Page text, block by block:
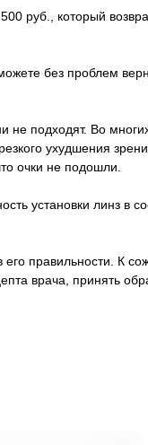
руб., который
без проблем
подходят. Во
ухудшения
очки не подошли.
установки линз в
его правильности.
врача, принять